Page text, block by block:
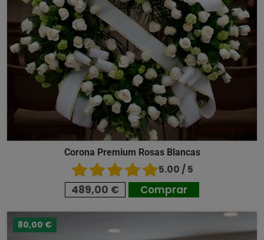
Corona Premium Rosas Blancas
5.00 / 5
489,00 € Comprar
80,00 €